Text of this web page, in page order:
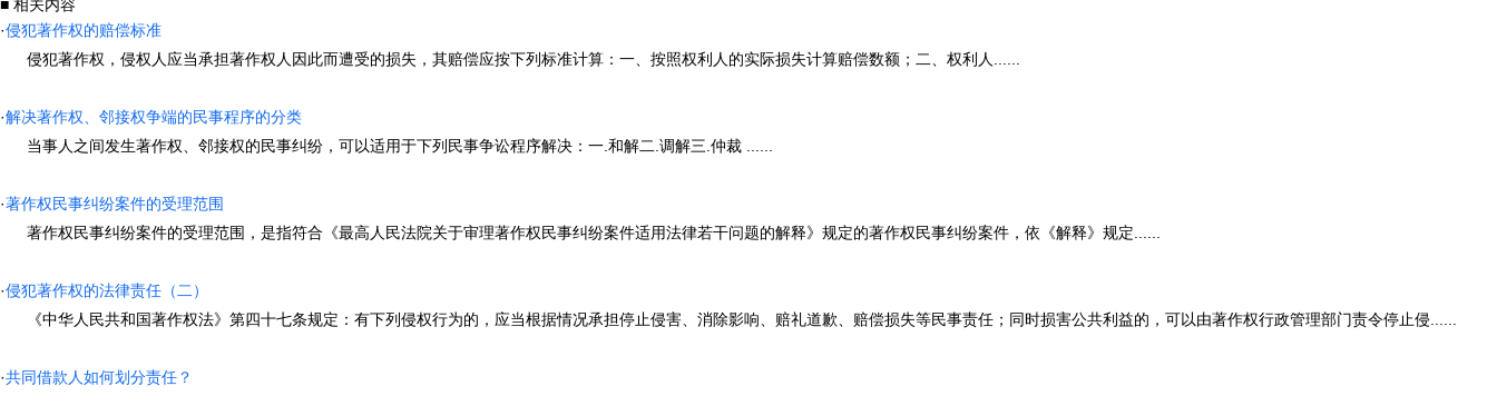
■ 相关内容
·侵犯著作权的赔偿标准
侵犯著作权，侵权人应当承担著作权人因此而遭受的损失，其赔偿应按下列标准计算：一、按照权利人的实际损失计算赔偿数额；二、权利人......
·解决著作权、邻接权争端的民事程序的分类
当事人之间发生著作权、邻接权的民事纠纷，可以适用于下列民事争讼程序解决：一.和解二.调解三.仲裁 ......
·著作权民事纠纷案件的受理范围
著作权民事纠纷案件的受理范围，是指符合《最高人民法院关于审理著作权民事纠纷案件适用法律若干问题的解释》规定的著作权民事纠纷案件，依《解释》规定......
·侵犯著作权的法律责任（二）
《中华人民共和国著作权法》第四十七条规定：有下列侵权行为的，应当根据情况承担停止侵害、消除影响、赔礼道歉、赔偿损失等民事责任；同时损害公共利益的，可以由著作权行政管理部门责令停止侵......
·共同借款人如何划分责任？